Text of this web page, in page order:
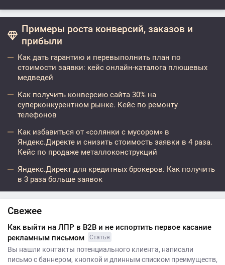
Примеры роста конверсий, заказов и
прибыли
Как дать гарантию и перевыполнить план по
стоимости заявки: кейс онлайн-каталога плюшевых
медведей
Как получить конверсию сайта 30% на
суперконкурентном рынке. Кейс по ремонту
телефонов
Как избавиться от «солянки с мусором» в
Яндекс.Директе и снизить стоимость заявки в 4 раза.
Кейс по продаже металлоконструкций
Яндекс.Директ для кредитных брокеров. Как получить
в 3 раза больше заявок
Свежее
Как выйти на ЛПР в B2B и не испортить первое касание
рекламным письмом
Статья
Вы нашли контакты потенциального клиента, написали
письмо с баннером, кнопкой и длинным списком преимуществ,